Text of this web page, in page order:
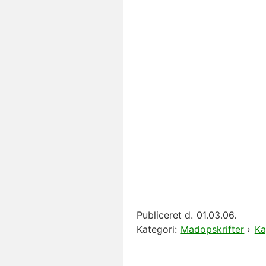
Publiceret d. 01.03.06.
Kategori: Madopskrifter ›